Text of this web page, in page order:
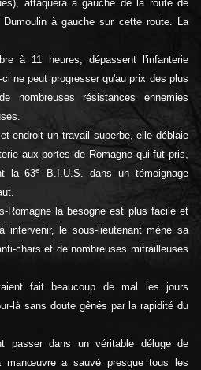
attaquera à gauche de la route de
Dumoulin à gauche sur cette route. La
à 11 heures, dépassent l'infanterie
ne peut progresser qu'au prix des plus
nombreuses résistances ennemies
endroit un travail superbe, elle déblaie
aux portes de Romagne qui fut pris,
la 63e
B.I.U.S. dans un témoignage
Romagne la besogne est plus facile et
intervenir, le sous-lieutenant mène sa
chars et de nombreuses mitrailleuses
fait beaucoup de mal les jours
là sans doute gênés par la rapidité du
passer dans un véritable déluge de
manœuvre a sauvé presque tous les